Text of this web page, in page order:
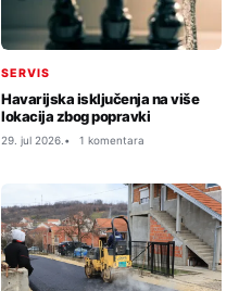
SERVIS
Havarijska isključenja na više
lokacija zbog popravki
29. jul 2026. 1 komentara